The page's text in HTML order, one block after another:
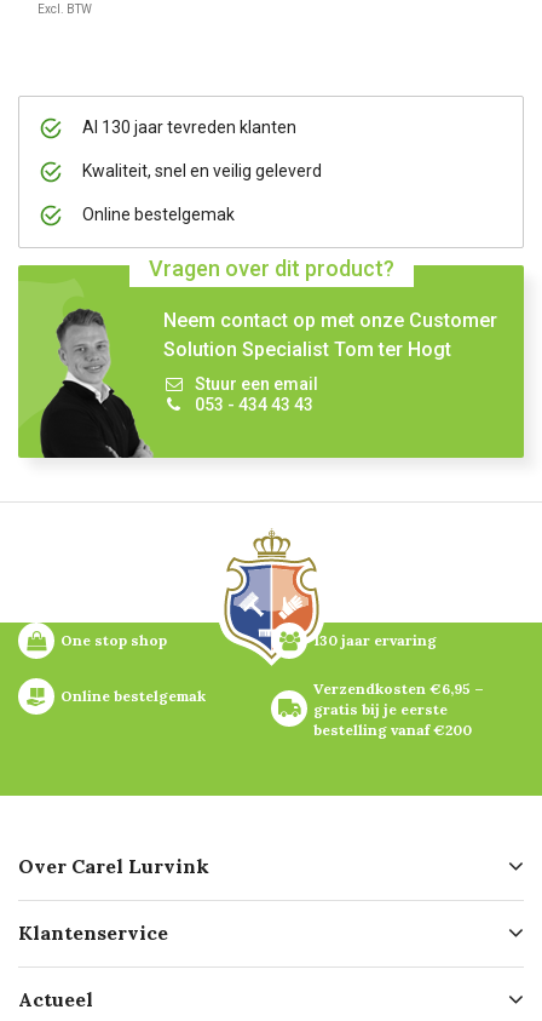
Al 130 jaar tevreden klanten
Kwaliteit, snel en veilig geleverd
Online bestelgemak
Vragen over dit product?
Neem contact op met onze Customer
Solution Specialist Tom ter Hogt
Stuur een email
053 - 434 43 43
Excl. BTW
One stop shop 130 jaar ervaring
Online bestelgemak
Verzendkosten €6,95 –
gratis bij je eerste
bestelling vanaf €200
Over Carel Lurvink
Geschiedenis
Missie
Klantenservice
Bezorgen
Actueel